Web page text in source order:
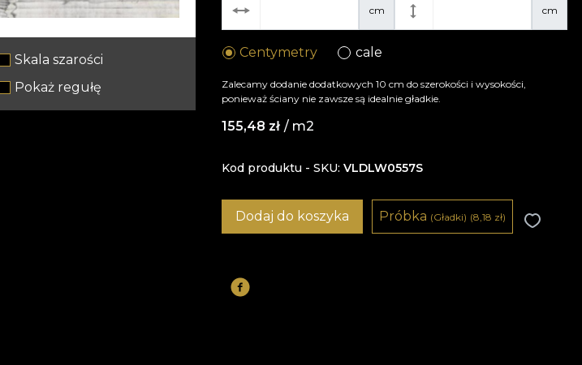
Skala szarości
Pokaż regułę
cm cm
Centymetry cale
Zalecamy dodanie dodatkowych 10 cm do szerokości i wysokości,
ponieważ ściany nie zawsze są idealnie gładkie.
155,48 zł / m2
Kod produktu - SKU VLDLW0557S
Dodaj do koszyka Próbka (Gładki) (8,18 zł)